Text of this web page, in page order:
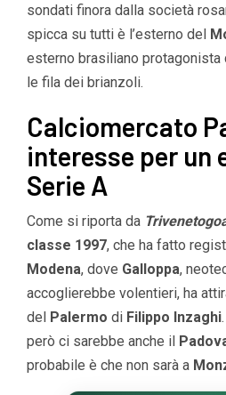
sondati finora dalla società
spicca su tutti è l’esterno del
esterno brasiliano protagonista
le fila dei brianzoli.
Calciomercato
interesse per un
Serie A
Come si riporta da
classe 1997, che ha fatto
Modena, dove Galloppa,
accoglierebbe volentieri, ha
del Palermo di Filippo Inzaghi
però ci sarebbe anche il
probabile è che non sarà a